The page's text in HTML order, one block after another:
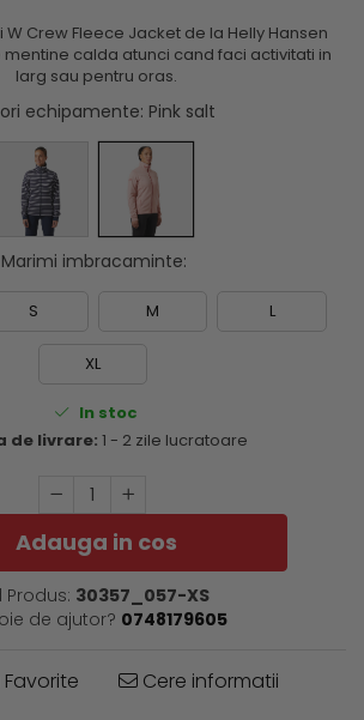
Crew Fleece Jacket de la Helly Hansen
mentine calda atunci cand faci activitati in
larg sau pentru oras.
echipamente: Pink salt
Marimi imbracaminte:
S M L
XL
In stoc
de livrare: 1 - 2 zile lucratoare
Adauga in cos
Produs: 30357_057-XS
de ajutor? 0748179605
Cere informatii